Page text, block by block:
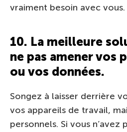
vraiment besoin avec vous.
10. La meilleure
ne pas amener vos
ou vos données.
Songez à laisser derrière
vos appareils de travail,
personnels. Si vous n’avez